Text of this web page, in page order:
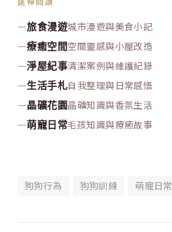
—旅食漫遊城市漫遊與美食小記
—療癒空間 空間靈感與小屋改造
—淨屋紀事清潔案例與維護紀錄
—生活手札自我整理與日常感悟
—晶礦花園 晶礦知識與香氛生活
—萌寵日常毛孩知識與療癒故事
狗狗行為 狗狗訓練 萌寵日常